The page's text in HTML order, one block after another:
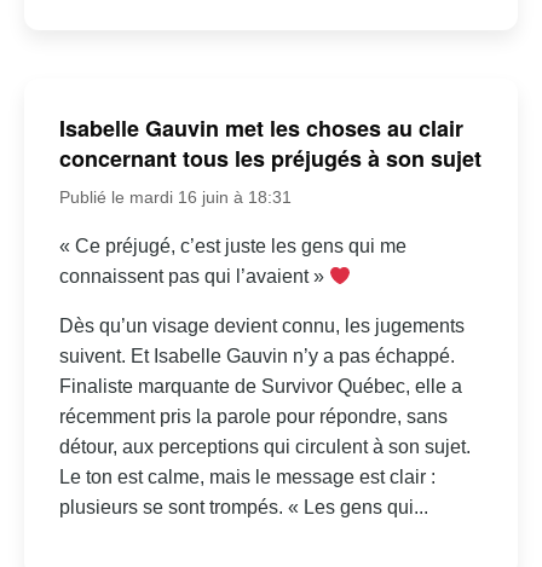
Isabelle Gauvin met les choses au clair
concernant tous les préjugés à son sujet
Publié le mardi 16 juin à 18:31
« Ce préjugé, c’est juste les gens qui me
connaissent pas qui l’avaient »
Dès qu’un visage devient connu, les jugements
suivent. Et Isabelle Gauvin n’y a pas échappé.
Finaliste marquante de Survivor Québec, elle a
récemment pris la parole pour répondre, sans
détour, aux perceptions qui circulent à son sujet.
Le ton est calme, mais le message est clair :
plusieurs se sont trompés. « Les gens qui...